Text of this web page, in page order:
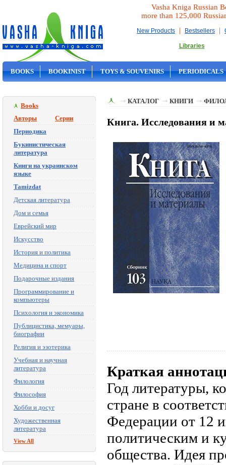
Vasha Kniga Russian
more than 125,000
New Products | Bestsellers |
Libraries
BOOKS BOOKINIST TOYS & SOUVENIRS PERIODICALS
Books
Авторы
Серии
Периодика
Букинистическая
литература
Книги на украинском
языке
Tamizdat
Детская литература
Дом и семья
Еврейский мир
Искусство
История и политика
Медицина и спорт
Подарочные издания
Программирование и
компьютеры
Психология и экономика
Публицистика, мемуары,
биографии
Религия и эзотерика
Учебная и научная
литература
Филология
Философия
Хобби и досуг
Художественная
литература
View All
КАТАЛОГ КНИГИ
Книга. Исследования и
Краткая
Год литературы,
стране в
Федерации от 12
политическим и
общества. Идея